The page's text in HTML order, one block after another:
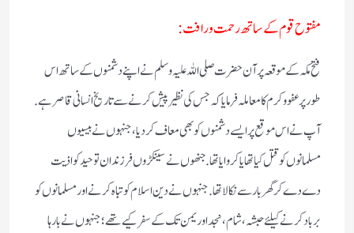
مفتوح قوم کے ساتھ رحمت ورافت :
فتح مکہ کے موقعہ پر آن حضرت صلی اللہ علیہ وسلم نے اپنے دشمنوں کے ساتھ اس
طور پر عفو و کرم کا معاملہ فرمایا کہ جس کی نظیر پیش کرنے سے تاریخ انسانی قاصر ہے.
آپ نے اس موقع پر ایسے دشمنوں کو بھی معاف کر دیا، جنہوں نے بیسیوں
مسلمانوں کو قتل کیا تھا یا کروایا تھا. جنھوں نے سینکڑوں فرزندان توحید کو اذیت
دے دے کر گھربار سے نکالا تھا. جنہوں نے دین اسلام کو تباہ کرنے اور مسلمانوں کو
برباد کرنے کیلئے حبشہ، شام، نجد اور یمن تک کے سفر کیے تھے؛ جنہوں نے بارہا